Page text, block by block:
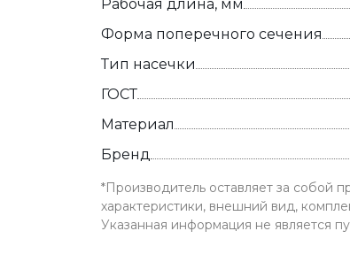
Рабочая длина, мм
Форма поперечного сечения
Тип насечки
ГОСТ
Материал
Бренд
*Производитель оставляет за собой
характеристики, внешний вид,
Указанная информация не является